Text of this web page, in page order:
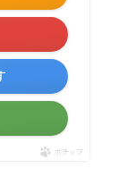
ポチップ